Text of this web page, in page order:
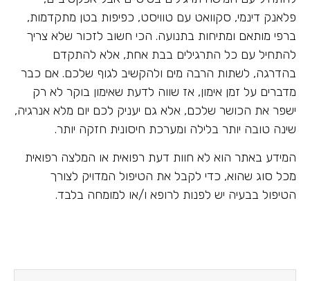
פלאנק דינמי, סקוואט עם טוויסט, כפיפות בטן מתקדמות,
ברפי מותאם ומתיחות בתנועה. הכי חשוב לזכור שלא צריך
להתחיל עם כל התרגילים בבת אחת, אלא להתקדם
בהדרגה, לשתות הרבה מים ולהקשיב לגוף שלכם. אם כבר
מדברים על זמן אימון, אז שווה לדעת שאימון בוקר לא רק
ישפר את הכושר שלכם, אלא גם יעניק לכם יום מלא אנרגיה,
שינה טובה יותר בלילה ומערכת חיסונית חזקה יותר.
המידע באתר הוא לא חוות דעת רפואית או המלצה רפואית
מכל סוג שהוא, כדי לקבל את הטיפול המדויק לצורך
הטיפול בבעיה יש לפנות לרופא ו/או למומחה בלבד.